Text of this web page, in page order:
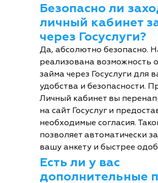
Безопасно ли
личный кабинет
через Госуслуги?
Да, абсолютно безопасно.
реализована возможность
займа через Госуслуги для
удобства и безопасности.
Личный кабинет вы
на сайт Госуслуг и
необходимые согласия.
позволяет автоматически
вашу анкету и быстрее
Есть ли у вас
дополнительные